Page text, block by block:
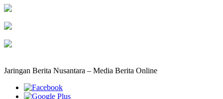
Jaringan Berita Nusantara – Media Berita Online